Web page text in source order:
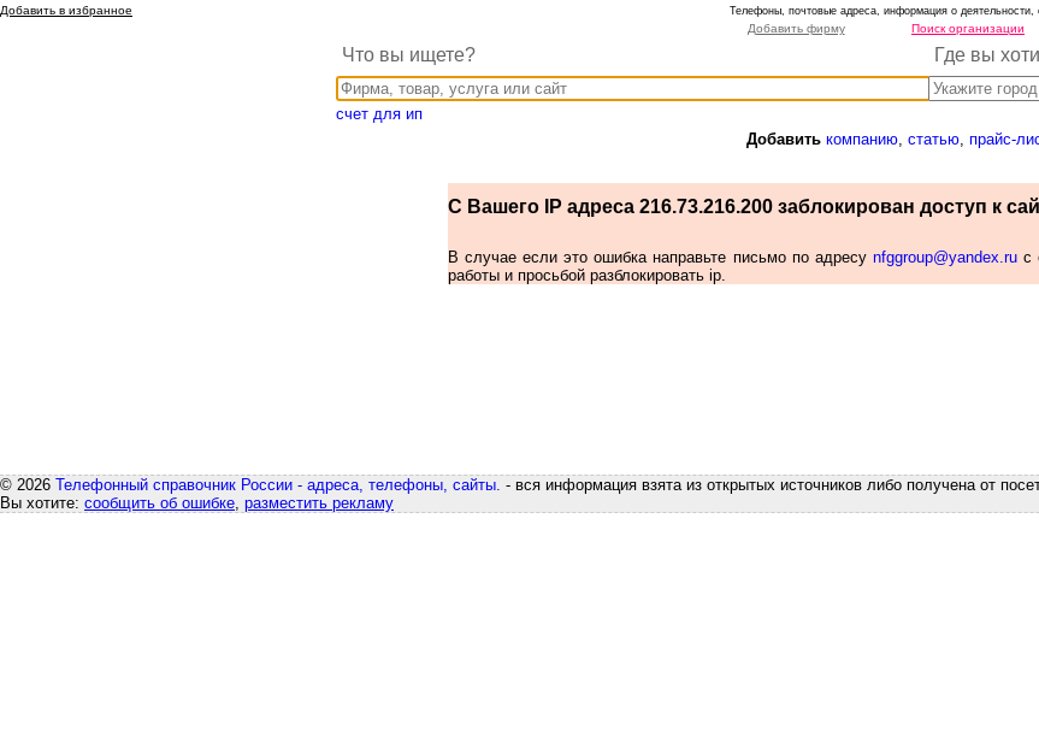
Добавить в избранное Телефоны, почтовые адреса, информация о деятельности,
Добавить фирму Поиск организации
Что вы ищете? Где вы
счет для ип
Добавить компанию, статью, прайс-
С Вашего IP адреса 216.73.216.200 заблокирован доступ к
В случае если это ошибка направьте письмо по адресу nfggroup@yandex.ruс
работы и просьбой разблокировать ip.
© 2026 Телефонный справочник России - адреса, телефоны, сайты. - вся информация взята из открытых источников либо получена от
Вы хотите: сообщить об ошибке, разместить рекламу